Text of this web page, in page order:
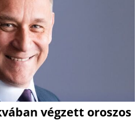
végzett oroszos